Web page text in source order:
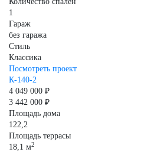
1
Гараж
без гаража
Стиль
Классика
Посмотреть проект
К-140-2
4 049 000 ₽
3 442 000 ₽
Площадь дома
122,2
Площадь террасы
18,1 м2